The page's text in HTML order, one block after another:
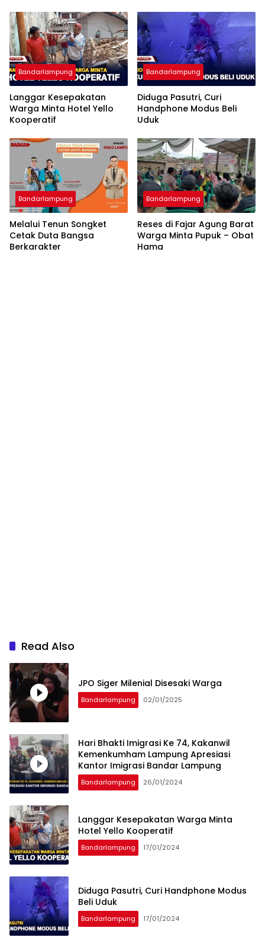
Bandarlampung
Langgar Kesepakatan
Warga Minta Hotel Yello
Kooperatif
Bandarlampung
Diduga Pasutri, Curi
Handphone Modus Beli
Uduk
Bandarlampung
Melalui Tenun Songket
Cetak Duta Bangsa
Berkarakter
Bandarlampung
Reses di Fajar Agung Barat
Warga Minta Pupuk – Obat
Hama
Read Also
JPO Siger Milenial Disesaki Warga
Bandarlampung 02/01/2025
Hari Bhakti Imigrasi Ke 74, Kakanwil
Kemenkumham Lampung Apresiasi
Kantor Imigrasi Bandar Lampung
Bandarlampung 26/01/2024
Langgar Kesepakatan Warga Minta
Hotel Yello Kooperatif
Bandarlampung 17/01/2024
Diduga Pasutri, Curi Handphone Modus
Beli Uduk
Bandarlampung 17/01/2024